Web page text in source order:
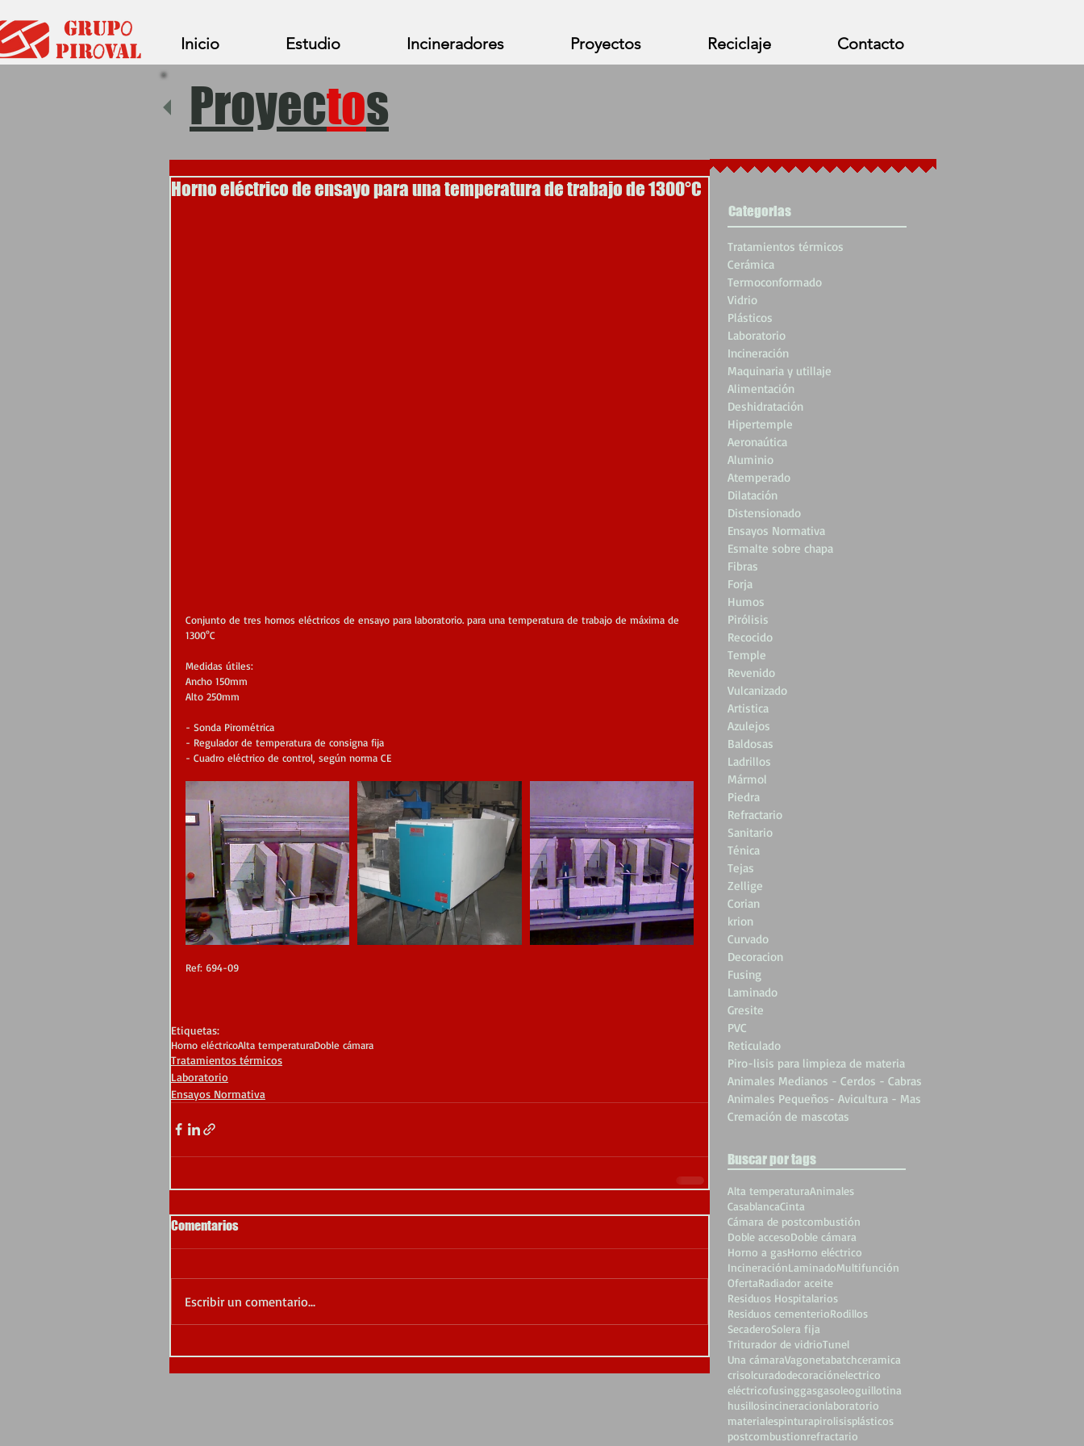
Inicio Estudio Incineradores Proyectos Reciclaje Contacto
Proyectos
Horno eléctrico de ensayo para una temperatura de trabajo de 1300°C
Conjunto de tres hornos eléctricos de ensayo para laboratorio. para una temperatura de trabajo de máxima de
1300°C
Medidas útiles:
Ancho 150mm
Alto 250mm
- Sonda Pirométrica
- Regulador de temperatura de consigna fija
- Cuadro eléctrico de control, según norma CE
Ref: 694-09
Etiquetas:
Horno eléctricoAlta temperaturaDoble cámara
Tratamientos térmicos
Laboratorio
Ensayos Normativa
Comentarios
Escribir un comentario...
Categorias
Tratamientos térmicos
Cerámica
Termoconformado
Vidrio
Plásticos
Laboratorio
Incineración
Maquinaria y utillaje
Alimentación
Deshidratación
Hipertemple
Aeronaútica
Aluminio
Atemperado
Dilatación
Distensionado
Ensayos Normativa
Esmalte sobre chapa
Fibras
Forja
Humos
Pirólisis
Recocido
Temple
Revenido
Vulcanizado
Artistica
Azulejos
Baldosas
Ladrillos
Mármol
Piedra
Refractario
Sanitario
Ténica
Tejas
Zellige
Corian
krion
Curvado
Decoracion
Fusing
Laminado
Gresite
PVC
Reticulado
Piro-lisis para limpieza de materia
Animales Medianos - Cerdos - Cabras
Animales Pequeños- Avicultura - Mas
Cremación de mascotas
Buscar por tags
Alta temperaturaAnimales
CasablancaCinta
Cámara de postcombustión
Doble accesoDoble cámara
Horno a gasHorno eléctrico
IncineraciónLaminadoMultifunción
OfertaRadiador aceite
Residuos Hospitalarios
Residuos cementerioRodillos
SecaderoSolera fija
Triturador de vidrioTunel
Una cámaraVagonetabatchceramica
crisolcuradodecoraciónelectrico
eléctricofusinggasgasoleoguillotina
husillosincineracionlaboratorio
materialespinturapirolisisplásticos
postcombustionrefractario